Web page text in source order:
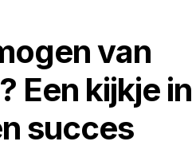
van
Een kijkje in
succes